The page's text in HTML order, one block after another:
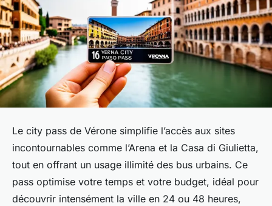
Le city pass de Vérone simplifie l’accès aux sites
incontournables comme l’Arena et la Casa di Giulietta,
tout en offrant un usage illimité des bus urbains. Ce
pass optimise votre temps et votre budget, idéal pour
découvrir intensément la ville en 24 ou 48 heures,